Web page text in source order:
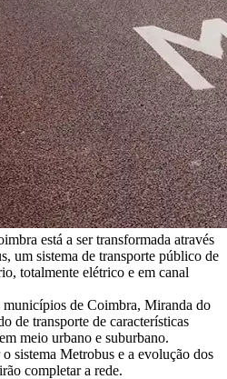
está a ser transformada através
um sistema de transporte público de
totalmente elétrico e em canal
de Coimbra, Miranda do
de transporte de características
meio urbano e suburbano.
sistema Metrobus e a evolução dos
completar a rede.